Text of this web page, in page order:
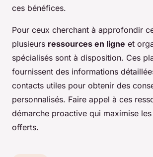
ces bénéfices.
Pour ceux cherchant à approfondir
plusieurs ressources en ligne et
spécialisés sont à disposition. Ces
fournissent des informations
contacts utiles pour obtenir des
personnalisés. Faire appel à ces
démarche proactive qui maximise
offerts.